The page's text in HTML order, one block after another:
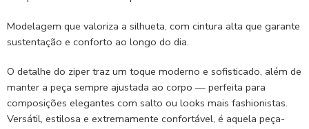
Modelagem que valoriza a silhueta, com cintura alta que garante
sustentação e conforto ao longo do dia.
O detalhe do ziper traz um toque moderno e sofisticado, além de
manter a peça sempre ajustada ao corpo — perfeita para
composições elegantes com salto ou looks mais fashionistas.
Versátil, estilosa e extremamente confortável, é aquela peça-